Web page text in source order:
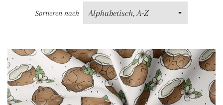
Sortieren nach